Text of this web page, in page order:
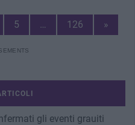
5 … 126
Next
»
gli eventi grauiti